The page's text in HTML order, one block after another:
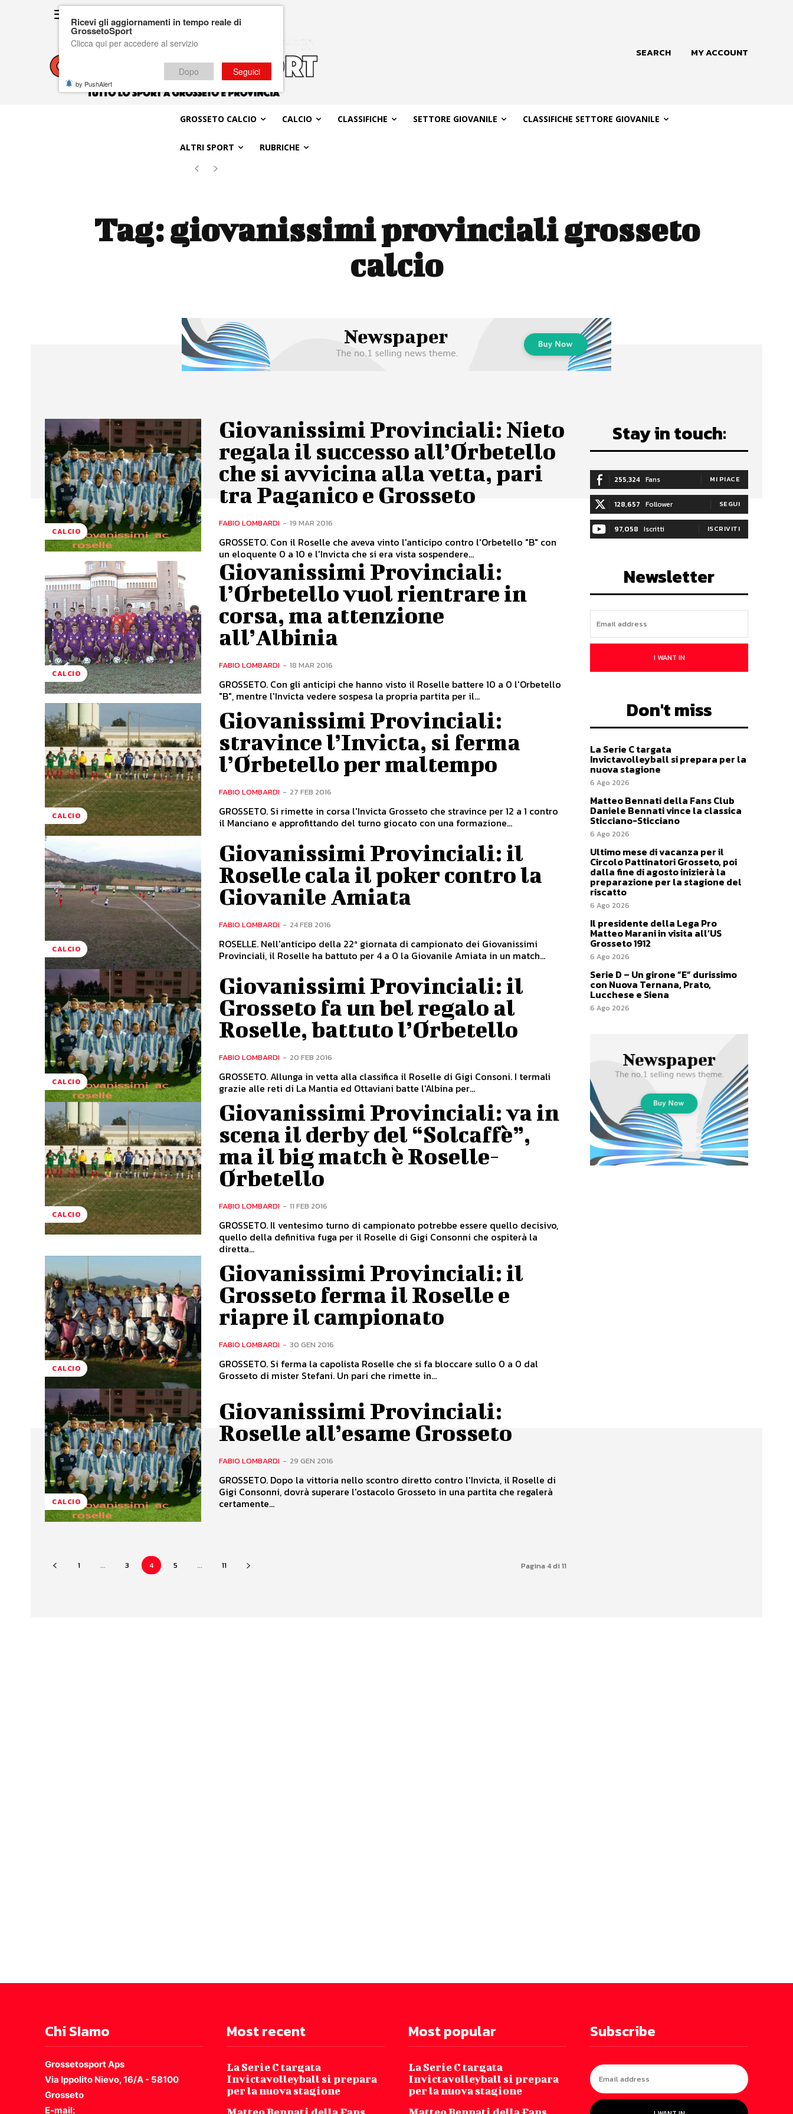
SEARCH MY ACCOUNT
GROSSETO CALCIO CALCIO CLASSIFICHE SETTORE GIOVANILE CLASSIFICHE SETTORE GIOVANILE
ALTRI SPORT RUBRICHE
Tag:giovanissimi provinciali grosseto
calcio
CALCIO
Giovanissimi Provinciali: Nieto
regala il successo all’Orbetello
che si avvicina alla vetta, pari
tra Paganico e Grosseto
FABIO LOMBARDI - 19 MAR 2016
GROSSETO. Con il Roselle che aveva vinto l'anticipo contro l'Orbetello "B" con
un eloquente 0 a 10 e l'Invicta che si era vista sospendere...
CALCIO
Giovanissimi Provinciali:
l’Orbetello vuol rientrare in
corsa, ma attenzione
all’Albinia
FABIO LOMBARDI - 18 MAR 2016
GROSSETO. Con gli anticipi che hanno visto il Roselle battere 10 a 0 l'Orbetello
"B", mentre l'Invicta vedere sospesa la propria partita per il...
CALCIO
Giovanissimi Provinciali:
stravince l’Invicta, si ferma
l’Orbetello per maltempo
FABIO LOMBARDI - 27 FEB 2016
GROSSETO. Si rimette in corsa l'Invicta Grosseto che stravince per 12 a 1 contro
il Manciano e approfittando del turno giocato con una formazione...
CALCIO
Giovanissimi Provinciali: il
Roselle cala il poker contro la
Giovanile Amiata
FABIO LOMBARDI - 24 FEB 2016
ROSELLE. Nell'anticipo della 22ª giornata di campionato dei Giovanissimi
Provinciali, il Roselle ha battuto per 4 a 0 la Giovanile Amiata in un match...
CALCIO
Giovanissimi Provinciali: il
Grosseto fa un bel regalo al
Roselle, battuto l’Orbetello
FABIO LOMBARDI - 20 FEB 2016
GROSSETO. Allunga in vetta alla classifica il Roselle di Gigi Consoni. I termali
grazie alle reti di La Mantia ed Ottaviani batte l'Albina per...
CALCIO
Giovanissimi Provinciali: va in
scena il derby del “Solcaffè”,
ma il big match è Roselle-
Orbetello
FABIO LOMBARDI - 11 FEB 2016
GROSSETO. Il ventesimo turno di campionato potrebbe essere quello decisivo,
quello della definitiva fuga per il Roselle di Gigi Consonni che ospiterà la
diretta...
CALCIO
Giovanissimi Provinciali: il
Grosseto ferma il Roselle e
riapre il campionato
FABIO LOMBARDI - 30 GEN 2016
GROSSETO. Si ferma la capolista Roselle che si fa bloccare sullo 0 a 0 dal
Grosseto di mister Stefani. Un pari che rimette in...
CALCIO
Giovanissimi Provinciali:
Roselle all’esame Grosseto
FABIO LOMBARDI - 29 GEN 2016
GROSSETO. Dopo la vittoria nello scontro diretto contro l'Invicta, il Roselle di
Gigi Consonni, dovrà superare l'ostacolo Grosseto in una partita che regalerà
certamente...
1 ... 3 4 5 ... 11 Pagina 4 di 11
Stay in touch:
255,324 Fans MI PIACE
128,657 Follower SEGUI
97,058 Iscritti ISCRIVITI
Newsletter
I WANT IN
Don't miss
La Serie C targata
Invictavolleyball si prepara per la
nuova stagione
6 Ago 2026
Matteo Bennati della Fans Club
Daniele Bennati vince la classica
Sticciano-Sticciano
6 Ago 2026
Ultimo mese di vacanza per il
Circolo Pattinatori Grosseto, poi
dalla fine di agosto inizierà la
preparazione per la stagione del
riscatto
6 Ago 2026
Il presidente della Lega Pro
Matteo Marani in visita all’US
Grosseto 1912
6 Ago 2026
Serie D – Un girone ”E” durissimo
con Nuova Ternana, Prato,
Lucchese e Siena
6 Ago 2026
Chi SIamo
Grossetosport Aps
Via Ippolito Nievo, 16/A - 58100
Grosseto
E-mail:
Most recent
La Serie C targata
Invictavolleyball si prepara
per la nuova stagione
Most popular
La Serie C targata
Invictavolleyball si prepara
per la nuova stagione
Subscribe
Ricevi gli aggiornamenti in tempo reale di
GrossetoSport
Clicca qui per accedere al servizio
Dopo Seguici
by PushAlert